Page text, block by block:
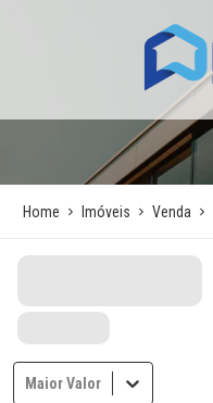
Home Imóveis Venda
Maior Valor